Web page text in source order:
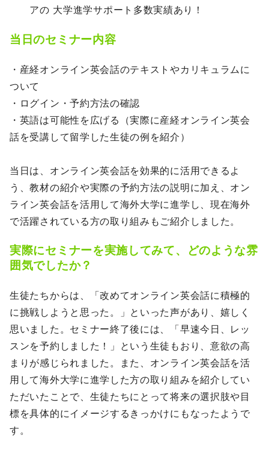
アの 大学進学サポート多数実績あり！
当日のセミナー内容
・産経オンライン英会話のテキストやカリキュラムに
ついて
・ログイン・予約方法の確認
・英語は可能性を広げる（実際に産経オンライン英会
話を受講して留学した生徒の例を紹介）
当日は、オンライン英会話を効果的に活用できるよ
う、教材の紹介や実際の予約方法の説明に加え、オン
ライン英会話を活用して海外大学に進学し、現在海外
で活躍されている方の取り組みもご紹介しました。
実際にセミナーを実施してみて、どのような雰
囲気でしたか？
生徒たちからは、「改めてオンライン英会話に積極的
に挑戦しようと思った。」といった声があり、嬉しく
思いました。セミナー終了後には、「早速今日、レッ
スンを予約しました！」という生徒もおり、意欲の高
まりが感じられました。また、オンライン英会話を活
用して海外大学に進学した方の取り組みを紹介してい
ただいたことで、生徒たちにとって将来の選択肢や目
標を具体的にイメージするきっかけにもなったようで
す。